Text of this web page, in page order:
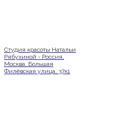
Студия красоты Натальи
Рябухиной - Россия,
Москва, Большая
Филёвская улица, 37к1